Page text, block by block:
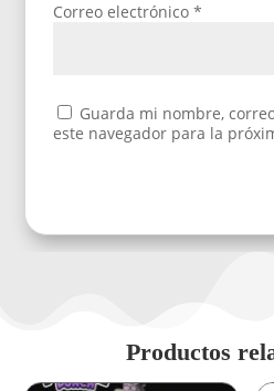
Correo electrónico*
Guarda mi nombre,
este navegador para la
Productos